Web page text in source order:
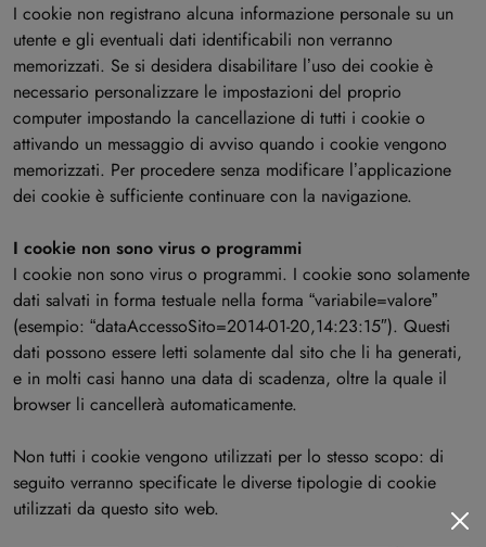
I cookie non registrano alcuna informazione personale su un
utente e gli eventuali dati identificabili non verranno
memorizzati. Se si desidera disabilitare l’uso dei cookie è
necessario personalizzare le impostazioni del proprio
computer impostando la cancellazione di tutti i cookie o
attivando un messaggio di avviso quando i cookie vengono
memorizzati. Per procedere senza modificare l’applicazione
dei cookie è sufficiente continuare con la navigazione.
I cookie non sono virus o programmi
I cookie non sono virus o programmi. I cookie sono solamente
dati salvati in forma testuale nella forma “variabile=valore”
(esempio: “dataAccessoSito=2014-01-20,14:23:15″). Questi
dati possono essere letti solamente dal sito che li ha generati,
e in molti casi hanno una data di scadenza, oltre la quale il
browser li cancellerà automaticamente.
Non tutti i cookie vengono utilizzati per lo stesso scopo: di
seguito verranno specificate le diverse tipologie di cookie
utilizzati da questo sito web.